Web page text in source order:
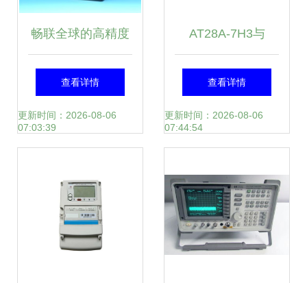
畅联全球的高精度
仪器仪表集合 专注
华阳检测等多家世
查看详情
更新时间：2026-08-06
07:03:39
AT28A-7H3与
AT28V-7H3智能数
显表 精准测量与智
新标杆
查看详情
更新时间：2026-08-06
07:44:54